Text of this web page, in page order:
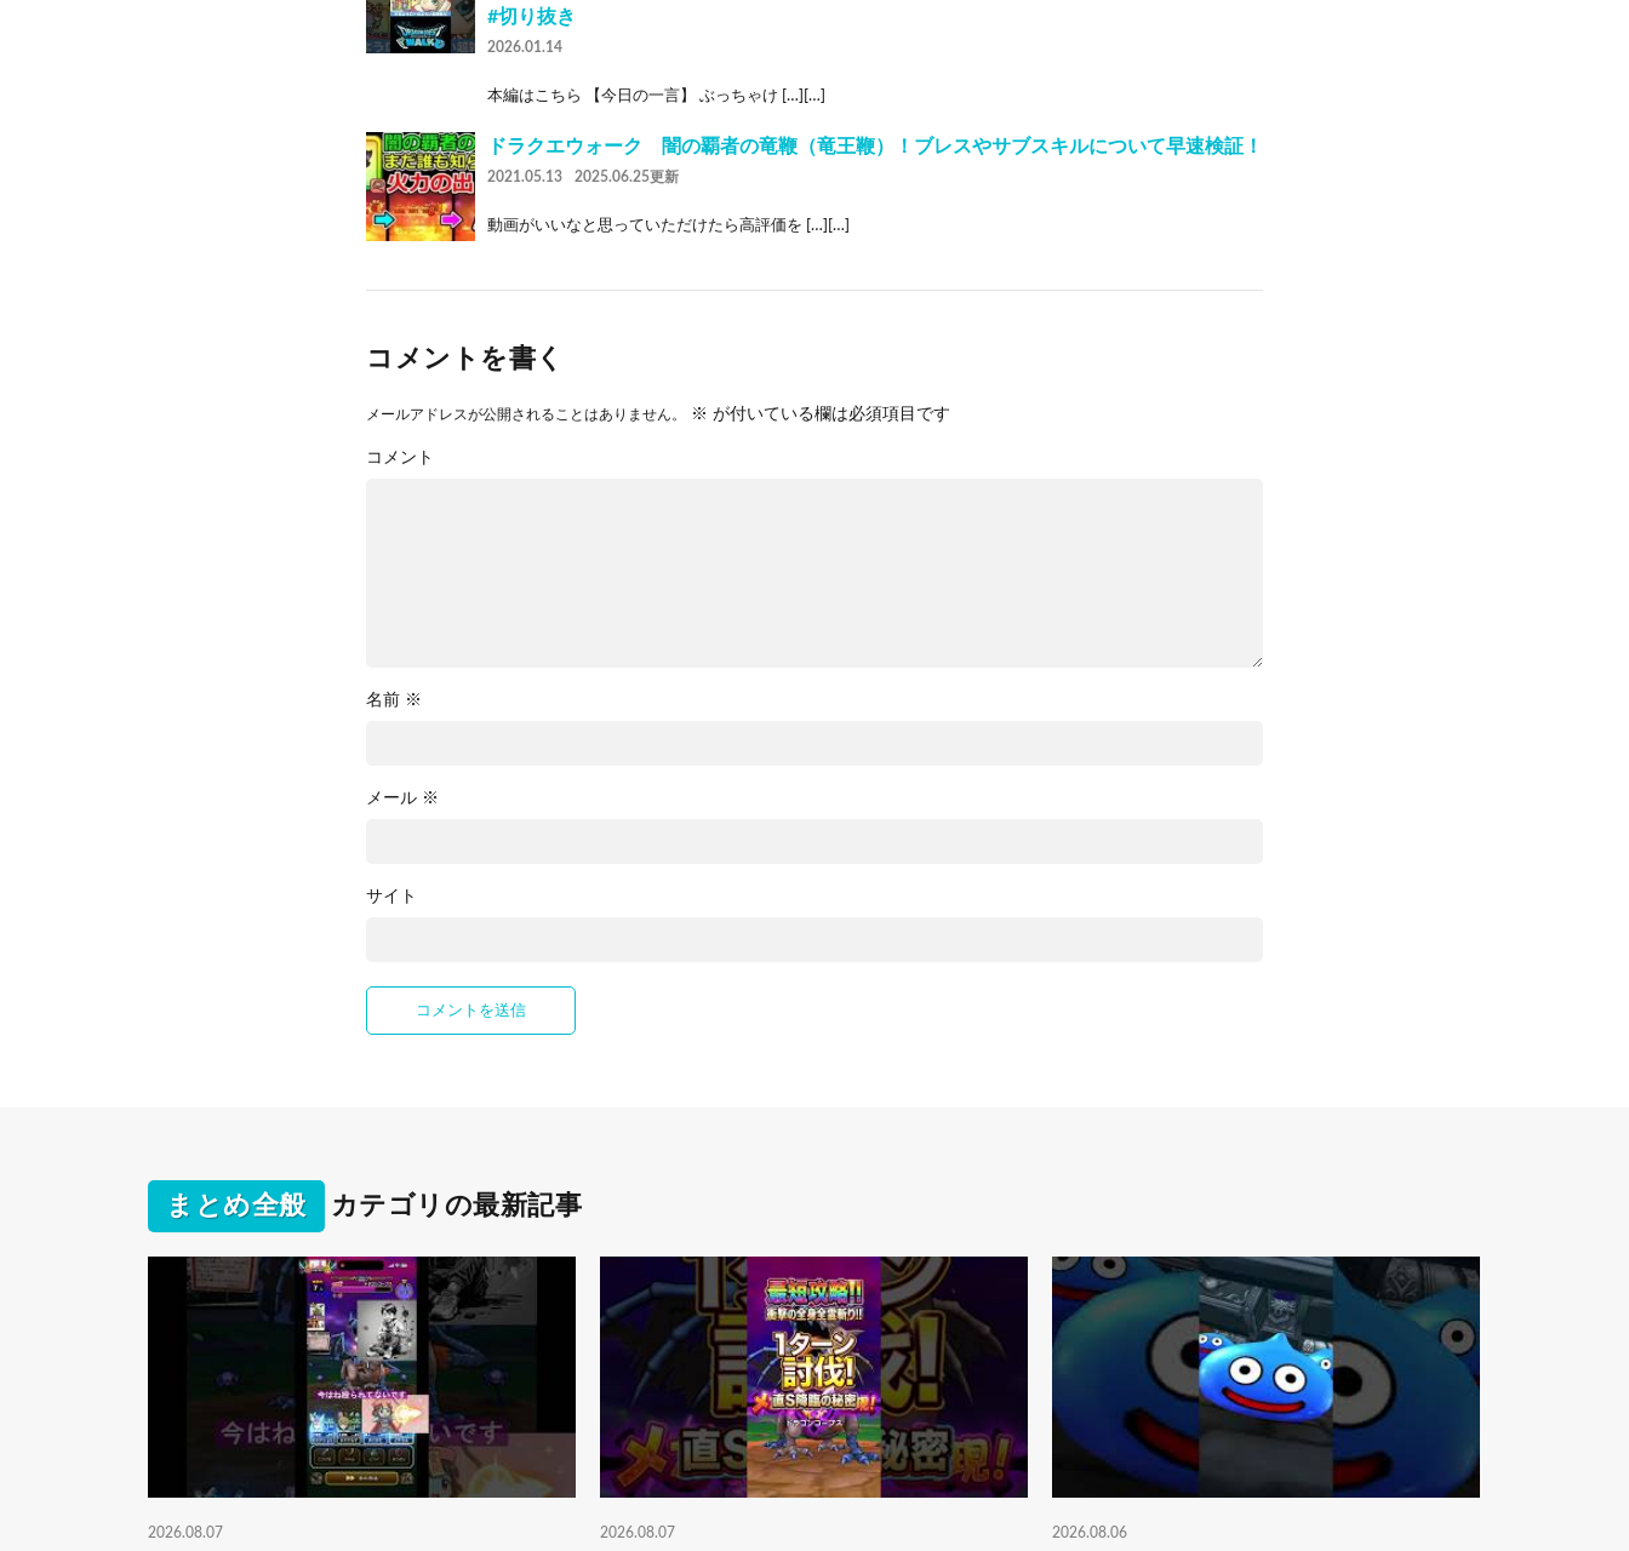
#切り抜き
2026.01.14
本編はこちら 【今日の一言】 ぶっちゃけ […][…]
ドラクエウォーク 闇の覇者の竜鞭（竜王鞭）！ブレスやサブスキルについて早速検証！
2021.05.13 2025.06.25更新
動画がいいなと思っていただけたら高評価を […][…]
コメントを書く
メールアドレスが公開されることはありません。 ※ が付いている欄は必須項目です
コメント
名前 ※
メール ※
サイト
まとめ全般 カテゴリの最新記事
2026.08.07 2026.08.07 2026.08.06